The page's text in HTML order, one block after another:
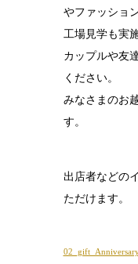
プ
やファッショ
工場見学も実
カップルや友
ください。
みなさまのお
す。
出店者などの
ただけます。